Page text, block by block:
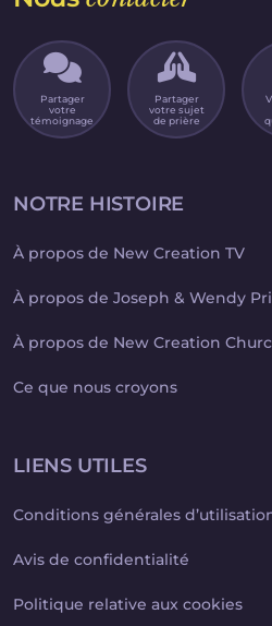
Partager
votre
témoignage
Partager
votre sujet
de prière
NOTRE HISTOIRE
À propos de New Creation TV
À propos de Joseph & Wendy
À propos de New Creation
Ce que nous croyons
LIENS UTILES
Conditions générales
Avis de confidentialité
Politique relative aux cookies